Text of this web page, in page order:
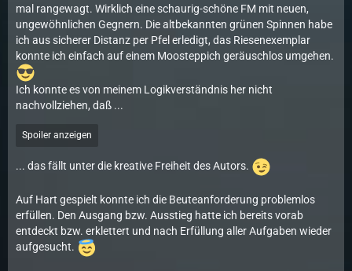
mal rangewagt. Wirklich eine schaurig-schöne FM mit neuen,
ungewöhnlichen Gegnern. Die altbekannten grünen Spinnen habe
ich aus sicherer Distanz per Pfel erledigt, das Riesenexemplar
konnte ich einfach auf einem Moosteppich geräuschlos umgehen.
Ich konnte es von meinem Logikverständnis her nicht
nachvollziehen, daß ...
Spoiler anzeigen
... das fällt unter die kreative Freiheit des Autors.
Auf Hart gespielt konnte ich die Beuteanforderung problemlos
erfüllen. Den Ausgang bzw. Ausstieg hatte ich bereits vorab
entdeckt bzw. erklettert und nach Erfüllung aller Aufgaben wieder
aufgesucht.